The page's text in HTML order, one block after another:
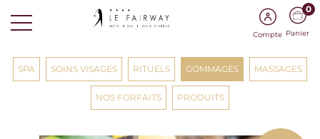
Compte
0
Panier
SPA SOINS VISAGES RITUELS GOMMAGES MASSAGES
NOS FORFAITS PRODUITS